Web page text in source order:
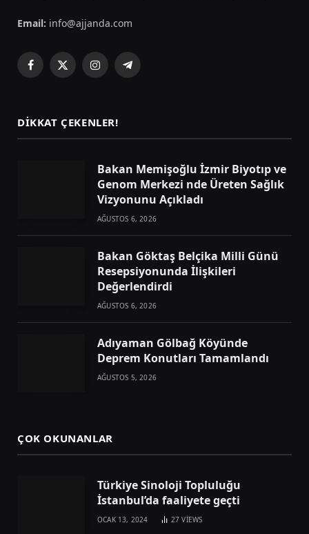
Email: info@ajjanda.com
Facebook
X
InstagramTelegram
DIKKAT ÇEKENLER!
Bakan Memişoğlu İzmir Biyotıp ve
Genom Merkezi nde Üreten Sağlık
Vizyonunu Açıkladı
AĞUSTOS 6, 2026
Bakan Göktaş Belçika Milli Günü
Resepsiyonunda İlişkileri
Değerlendirdi
AĞUSTOS 6, 2026
Adıyaman Gölbağ Köyünde
Deprem Konutları Tamamlandı
AĞUSTOS 5, 2026
ÇOK OKUNANLAR
Türkiye Sinoloji Topluluğu
İstanbul’da faaliyete geçti
OCAK 13, 2024 27VIEWS